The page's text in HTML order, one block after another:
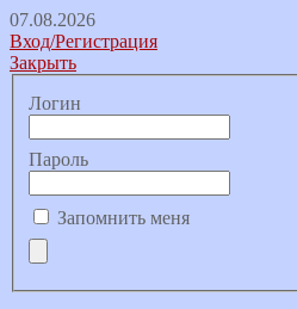
07.08.2026
Вход/Регистрация
Закрыть
Логин
Пароль
Запомнить меня